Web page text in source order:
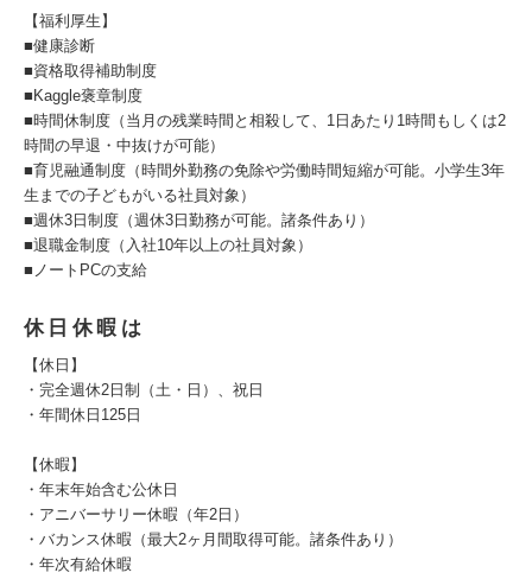
【福利厚生】
■健康診断
■資格取得補助制度
■Kaggle褒章制度
■時間休制度（当月の残業時間と相殺して、1日あたり1時間もしくは2
時間の早退・中抜けが可能）
■育児融通制度（時間外勤務の免除や労働時間短縮が可能。小学生3年
生までの子どもがいる社員対象）
■週休3日制度（週休3日勤務が可能。諸条件あり）
■退職金制度（入社10年以上の社員対象）
■ノートPCの支給
休日休暇は
【休日】
・完全週休2日制（土・日）、祝日
・年間休日125日
【休暇】
・年末年始含む公休日
・アニバーサリー休暇（年2日）
・バカンス休暇（最大2ヶ月間取得可能。諸条件あり）
・年次有給休暇